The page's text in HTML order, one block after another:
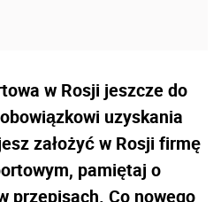
w Rosji jeszcze do
uzyskania
założyć w Rosji firmę
pamiętaj o
przepisach. Co nowego